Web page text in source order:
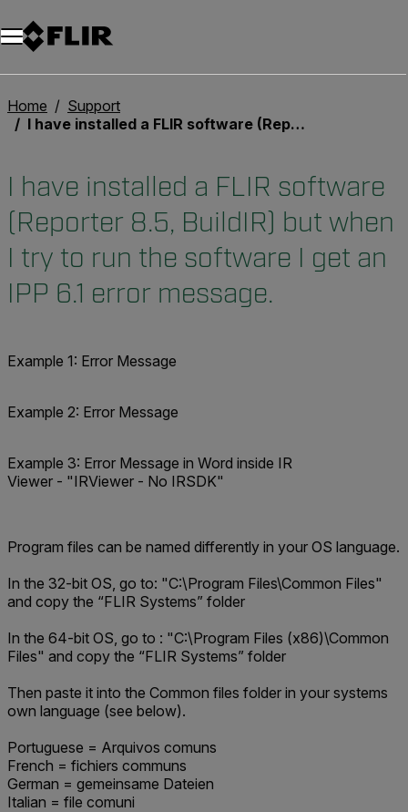
Unread messages
Modelo
Eliminar
artículos
artículo
Añadir al carro
Añadido al carro
Home
Support
I have installed a FLIR software (Reporter 8.5, BuildIR) but when I try to run the software I get an IPP 6.1 error message.
I have installed a FLIR software
(Reporter 8.5, BuildIR) but when
I try to run the software I get an
IPP 6.1 error message.
Example 1: Error Message
Example 2: Error Message
Example 3: Error Message in Word inside IR
Viewer - "IRViewer - No IRSDK"
Program files can be named differently in your OS language.
In the 32-bit OS, go to: "C:\Program Files\Common Files"
and copy the “FLIR Systems” folder
In the 64-bit OS, go to : "C:\Program Files (x86)\Common
Files" and copy the “FLIR Systems” folder
Then paste it into the Common files folder in your systems
own language (see below).
Portuguese = Arquivos comuns
French = fichiers communs
German = gemeinsame Dateien
Italian = file comuni